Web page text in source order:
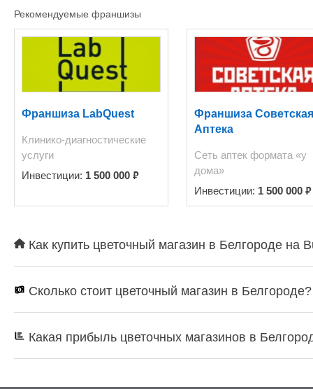
Рекомендуемые франшизы
Франшиза LabQuest
Клинико-диагностические
услуги
Инвестиции: 1 500 000 ₽
Франшиза Советская
Аптека
Сеть аптек формата «у
дома»
Инвестиции: 1 500 000 ₽
Как купить цветочный магазин в Белгороде на
Сколько стоит цветочный магазин в Белгороде?
Какая прибыль цветочных магазинов в